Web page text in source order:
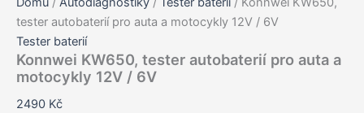
tester autobaterií pro auta a motocykly 12V / 6V
Tester baterií
Konnwei KW650, tester autobaterií pro auta a
motocykly 12V / 6V
2490 Kč